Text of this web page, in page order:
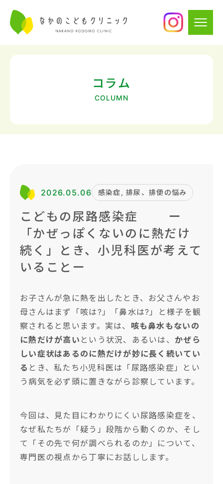
コラム
COLUMN
2026.05.06 感染症, 排尿、排便の悩み
こどもの尿路感染症 ー
「かぜっぽくないのに熱だけ
続く」とき、小児科医が考えて
いることー
お子さんが急に熱を出したとき、お父さんやお
母さんはまず「咳は?」「鼻水は?」と様子を観
察されると思います。実は、 咳も鼻水もないの
に熱だけが高い という状況、あるいは、 かぜら
しい症状はあるのに熱だけが妙に長く続いてい
る とき、私たち小児科医は「尿路感染症」とい
う病気を必ず頭に置きながら診察しています。
今回は、見た目にわかりにくい尿路感染症を、
なぜ私たちが「疑う」段階から動くのか、そし
て「その先で何が調べられるのか」について、
専門医の視点から丁寧にお話しします。